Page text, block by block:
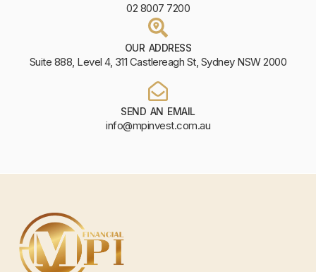
02 8007 7200
OUR ADDRESS
Suite 888, Level 4, 311 Castlereagh St, Sydney NSW 2000
SEND AN EMAIL
info@mpinvest.com.au